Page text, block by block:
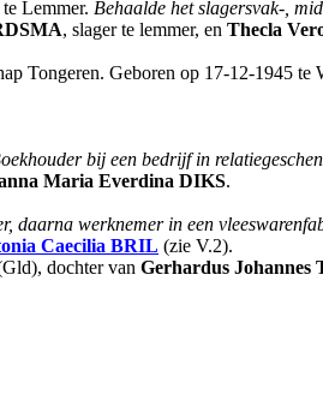
Lemmer. Behaalde het slagersvak-,
, slager te lemmer, en Thecla
Tongeren. Geboren op 17-12-1945 te
bij een bedrijf in
Maria Everdina DIKS.
daarna werknemer in een
Caecilia BRIL (zie V.2).
dochter van Gerhardus Johannes